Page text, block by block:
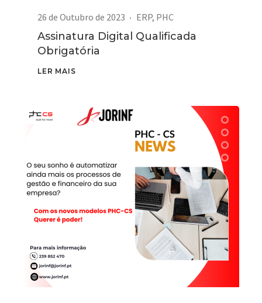
26 de Outubro de 2023 ERP, PHC
Assinatura Digital Qualificada
Obrigatória
LER MAIS